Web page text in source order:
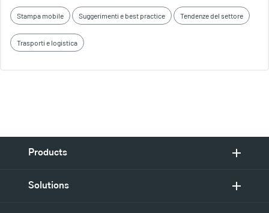
Stampa mobile Suggerimenti e best practice Tendenze del settore
Trasporti e logistica
Products
Solutions